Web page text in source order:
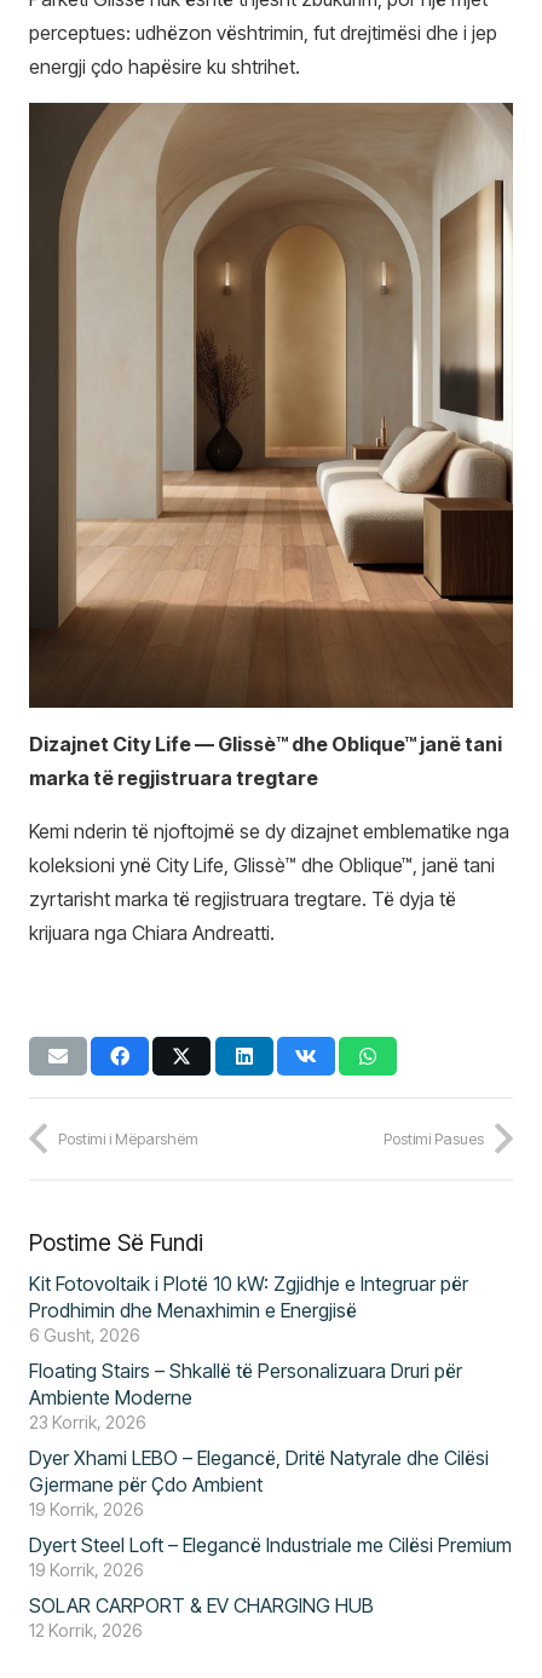
perceptues: udhëzon vështrimin, fut drejtimësi dhe i jep
energji çdo hapësire ku shtrihet.
Dizajnet City Life — Glissè™ dhe Oblique™ janë tani
marka të regjistruara tregtare
Kemi nderin të njoftojmë se dy dizajnet emblematike nga
koleksioni ynë City Life, Glissè™ dhe Oblique™, janë tani
zyrtarisht marka të regjistruara tregtare. Të dyja të
krijuara nga Chiara Andreatti.
Postimi i Mëparshëm Postimi Pasues
Postime Së Fundi
Kit Fotovoltaik i Plotë 10 kW: Zgjidhje e Integruar për
Prodhimin dhe Menaxhimin e Energjisë
6 Gusht, 2026
Floating Stairs – Shkallë të Personalizuara Druri për
Ambiente Moderne
23 Korrik, 2026
Dyer Xhami LEBO – Elegancë, Dritë Natyrale dhe Cilësi
Gjermane për Çdo Ambient
19 Korrik, 2026
Dyert Steel Loft – Elegancë Industriale me Cilësi Premium
19 Korrik, 2026
SOLAR CARPORT & EV CHARGING HUB
12 Korrik, 2026